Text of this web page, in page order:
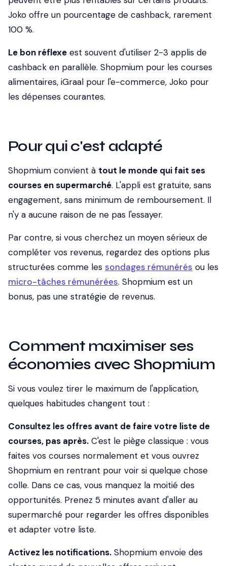
Joko offre un pourcentage de cashback, rarement
100 %.
Le bon réflexe est souvent d'utiliser 2-3 applis de
cashback en parallèle. Shopmium pour les courses
alimentaires, iGraal pour l'e-commerce, Joko pour
les dépenses courantes.
Pour qui c'est adapté
Shopmium convient à tout le monde qui fait ses
courses en supermarché. L'appli est gratuite, sans
engagement, sans minimum de remboursement. Il
n'y a aucune raison de ne pas l'essayer.
Par contre, si vous cherchez un moyen sérieux de
compléter vos revenus, regardez des options plus
structurées comme les sondages rémunérés ou les
micro-tâches rémunérées. Shopmium est un
bonus, pas une stratégie de revenus.
Comment maximiser ses
économies avec Shopmium
Si vous voulez tirer le maximum de l'application,
quelques habitudes changent tout :
Consultez les offres avant de faire votre liste de
courses, pas après. C'est le piège classique : vous
faites vos courses normalement et vous ouvrez
Shopmium en rentrant pour voir si quelque chose
colle. Dans ce cas, vous manquez la moitié des
opportunités. Prenez 5 minutes avant d'aller au
supermarché pour regarder les offres disponibles
et adapter votre liste.
Activez les notifications. Shopmium envoie des